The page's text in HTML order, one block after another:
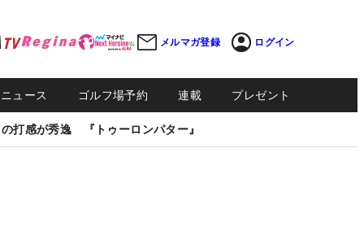
メルマガ登録 ログイン
ュース ゴルフ場予約 連載 プレゼント
打感が秀逸 『トゥーロンパター』